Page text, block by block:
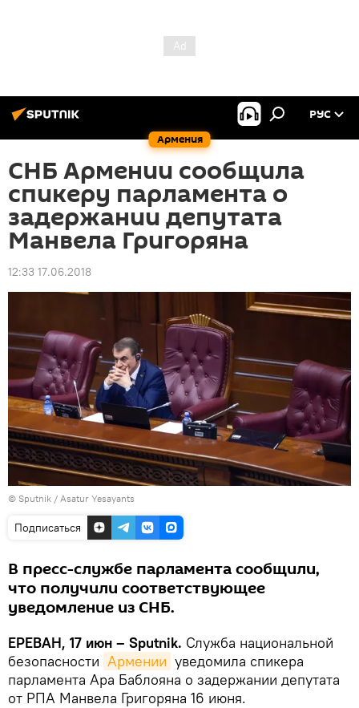
Армения
РУС
СНБ Армении сообщила
спикеру парламента о
задержании депутата
Манвела Григоряна
12:33 17.06.2018
© Sputnik / Asatur Yesayants
Подписаться
В пресс-службе парламента сообщили,
что получили соответствующее
уведомление из СНБ.
ЕРЕВАН, 17 июн – Sputnik. Служба национальной
безопасности Армении уведомила спикера
парламента Ара Баблояна о задержании депутата
от РПА Манвела Григоряна 16 июня.